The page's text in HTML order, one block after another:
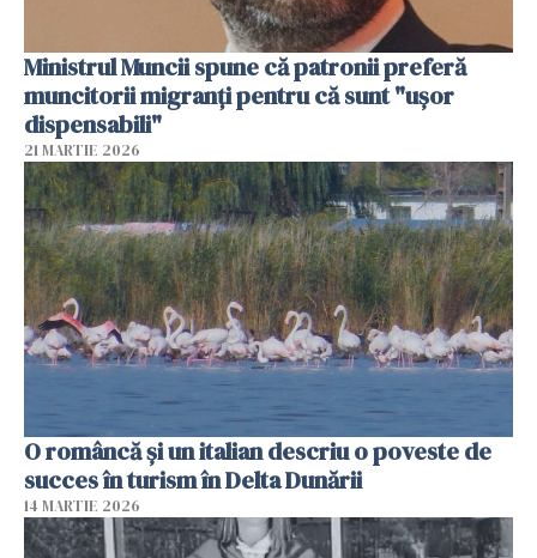
Ministrul Muncii spune că patronii preferă
muncitorii migranți pentru că sunt "uşor
dispensabili"
21 MARTIE 2026
O româncă și un italian descriu o poveste de
succes în turism în Delta Dunării
14 MARTIE 2026